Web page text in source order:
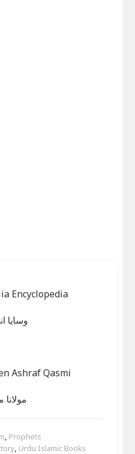
Encyclopedia
وسایا
Ashraf Qasmi
, Prophets
, Urdu Islamic Books